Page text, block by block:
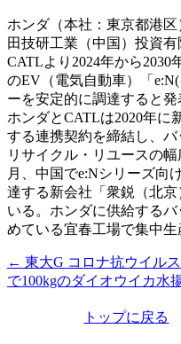
ホンダ（本社：東京都港
田技研工業（中国）投資
CATLより2024年から2030
のEV（電気自動車）「
ーを安定的に調達すると発
ホンダとCATLは2020年に
する連携契約を締結し、バ
リサイクル・リユースの
月、中国でe:Nシリーズ向
達する新会社「衆鋭（北
いる。ホンダに供給する
めている宜春工場で集中生
投
稿
← 東大G コロナ抗ウイル
で100kgのダイオウイカ水
トップに戻る